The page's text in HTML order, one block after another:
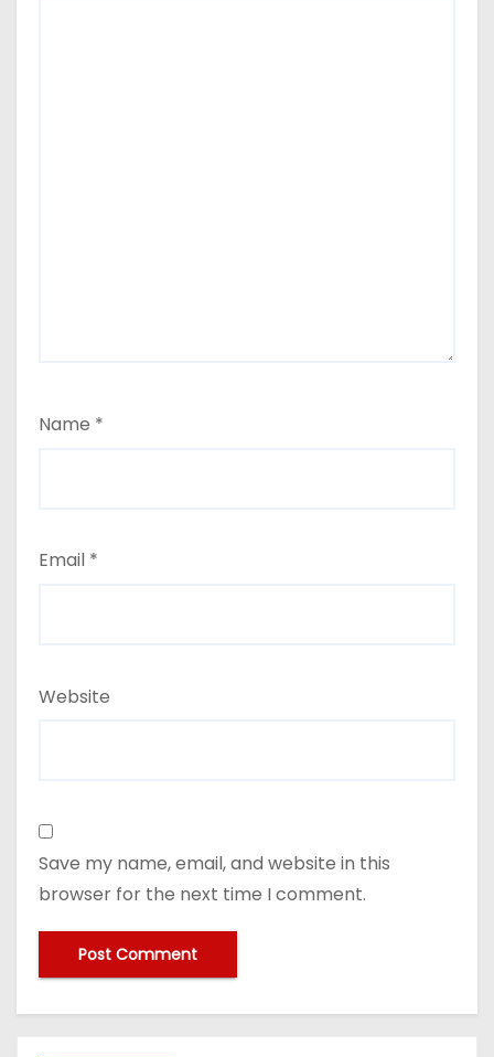
Name *
Email *
Website
Save my name, email, and website in this
browser for the next time I comment.